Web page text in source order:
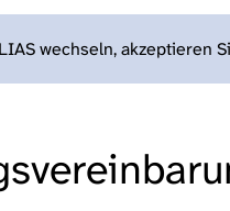
wechseln, akzeptieren